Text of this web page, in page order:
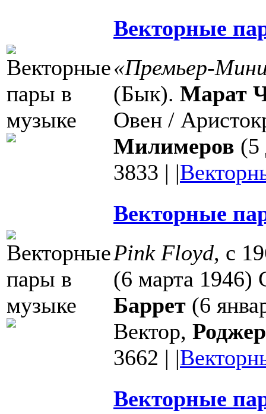
Векторные
«Премьер-
(Бык). Марат
Овен /
Милимеров (5
3833 | |
Векторные
Pink Floyd, с
(6 марта
Баррет (6
Вектор,
3662 | |
Векторные